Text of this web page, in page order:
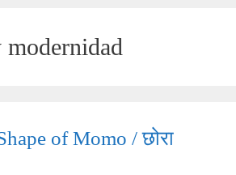
of Momo / छोरा